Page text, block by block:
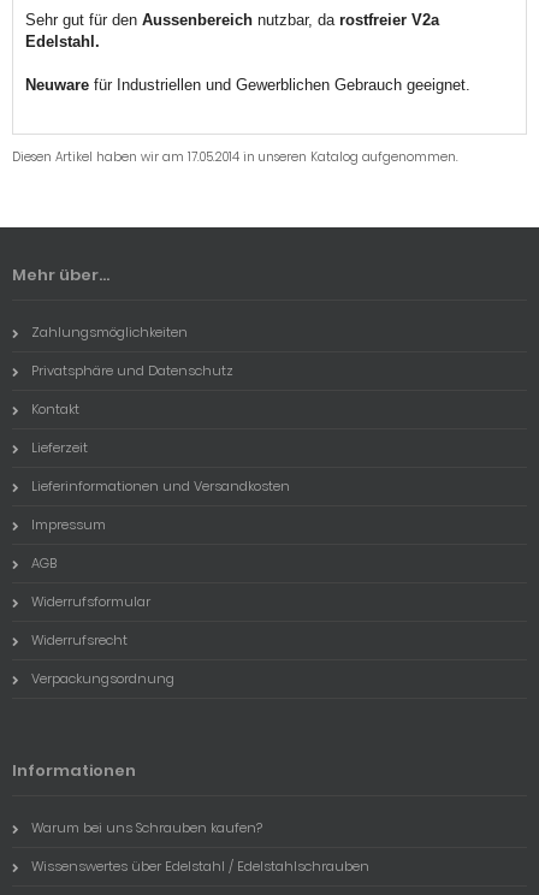
Sehr gut für den Aussenbereich nutzbar, darostfreier V2a
Edelstahl.
Neuware für Industriellen und Gewerblichen Gebrauch geeignet.
Diesen Artikel haben wir am 17.05.2014 in unseren Katalog aufgenommen.
Mehr über...
Zahlungsmöglichkeiten
Privatsphäre und Datenschutz
Kontakt
Lieferzeit
Lieferinformationen und Versandkosten
Impressum
AGB
Widerrufsformular
Widerrufsrecht
Verpackungsordnung
Informationen
Warum bei uns Schrauben kaufen?
Wissenswertes über Edelstahl / Edelstahlschrauben